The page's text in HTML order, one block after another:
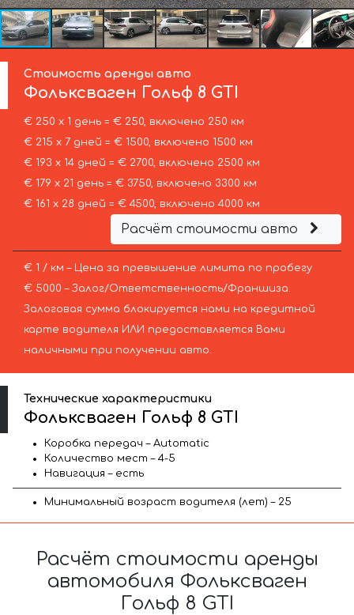
Стоимость аренды авто
Фольксваген Гольф 8 GTI
€ 250 х 1 день = € 250, включено 250 км
€ 215 х 7 дней = € 1500, включено 1500 км
€ 193 х 14 дней = € 2700, включено 2500 км
€ 179 х 21 день = € 3750, включено 3300 км
€ 161 х 28 дней = € 4500, включено 4000 км
Расчёт стоимости авто
€ 1 / км – Цена за превышение лимита по пробегу
€ 5000 – Залог/Ответственность/Франшиза.
Залоговая сумма блокируется нами на кредитной
карте водителя ИЛИ предоставляется Вами
наличными при получении авто.
Технические характеристики
Фольксваген Гольф 8 GTI
Коробка передач – Automatic
Количество мест – 4-5
Навигация – есть
Минимальный возраст водителя (лет) – 25
Расчёт стоимости аренды
автомобиля Фольксваген
Гольф 8 GTI